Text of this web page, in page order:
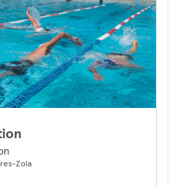
Zola